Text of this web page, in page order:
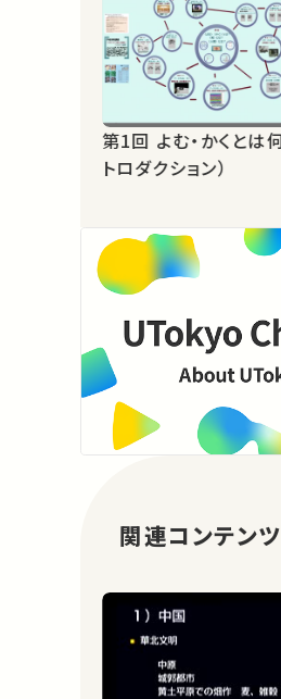
第1回 よむ・かくとは何か？（全体イン
トロダクション）
関連コンテンツ